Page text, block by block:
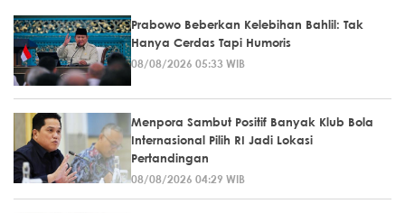
Prabowo Beberkan Kelebihan Bahlil: Tak
Hanya Cerdas Tapi Humoris
08/08/2026 05:33 WIB
Menpora Sambut Positif Banyak Klub Bola
Internasional Pilih RI Jadi Lokasi
Pertandingan
08/08/2026 04:29 WIB